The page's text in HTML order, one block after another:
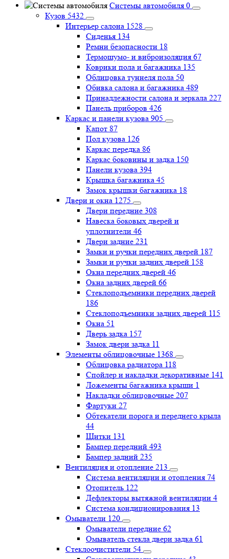
Системы автомобиля 0
Кузов 5432
Интерьер салона 1528
Сиденья 134
Ремни безопасности 18
Термошумо- и виброизоляция 67
Коврики пола и багажника 135
Облицовка туннеля пола 50
Обивка салона и багажника 489
Принадлежности салона и зеркала 227
Панель приборов 426
Каркас и панели кузова 905
Капот 87
Пол кузова 126
Каркас передка 86
Каркас боковины и задка 150
Панели кузова 394
Крышка багажника 45
Замок крышки багажника 18
Двери и окна 1275
Двери передние 308
Навеска боковых дверей и
уплотнители 46
Двери задние 231
Замки и ручки передних дверей 187
Замки и ручки задних дверей 158
Окна передних дверей 46
Окна задних дверей 66
Стеклоподъемники передних дверей
186
Стеклоподъемники задних дверей 115
Окна 51
Дверь задка 157
Замок двери задка 11
Элементы облицовочные 1368
Облицовка радиатора 118
Спойлер и накладки декоративные 141
Ложементы багажника крыши 1
Накладки облицовочные 207
Фартуки 27
Обтекатели порога и переднего крыла
44
Щитки 131
Бампер передний 493
Бампер задний 235
Вентиляция и отопление 213
Система вентиляции и отопления 74
Отопитель 122
Дефлекторы вытяжной вентиляции 4
Система кондиционирования 13
Омыватели 120
Омыватели передние 62
Омыватель стекла двери задка 61
Стеклоочистители 54